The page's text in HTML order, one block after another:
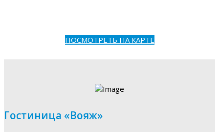
ПОСМОТРЕТЬ НА КАРТЕ
Гостиница «Вояж»